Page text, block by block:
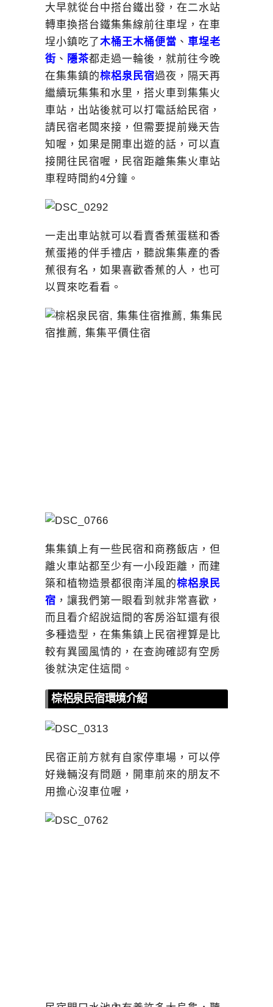
大早就從台中搭台鐵出發，在二水站
轉車換搭台鐵集集線前往車埕，在車
埕小鎮吃了木桶王木桶便當 、 車埕老
街 、 隱茶都走過一輪後，就前往今晚
在集集鎮的棕梠泉民宿過夜，隔天再
繼續玩集集和水里，搭火車到集集火
車站，出站後就可以打電話給民宿，
請民宿老闆來接，但需要提前幾天告
知喔，如果是開車出遊的話，可以直
接開往民宿喔，民宿距離集集火車站
車程時間約4分鐘。
一走出車站就可以看賣香蕉蛋糕和香
蕉蛋捲的伴手禮店，聽說集集產的香
蕉很有名，如果喜歡香蕉的人，也可
以買來吃看看。
集集鎮上有一些民宿和商務飯店，但
離火車站都至少有一小段距離，而建
築和植物造景都很南洋風的棕梠泉民
宿 ，讓我們第一眼看到就非常喜歡，
而且看介紹說這間的客房浴缸還有很
多種造型，在集集鎮上民宿裡算是比
較有異國風情的，在查詢確認有空房
後就決定住這間。
棕梠泉民宿環境介紹
民宿正前方就有自家停車場，可以停
好幾輛沒有問題，開車前來的朋友不
用擔心沒車位喔，